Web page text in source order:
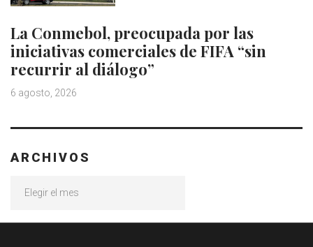
La Conmebol, preocupada por las
iniciativas comerciales de FIFA “sin
recurrir al diálogo”
6 agosto, 2026
ARCHIVOS